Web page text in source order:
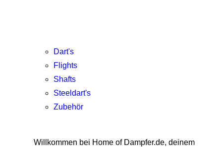
Dart's
Flights
Shafts
Steeldart's
Zubehör
Willkommen bei Home of Dampfer.de, deinem